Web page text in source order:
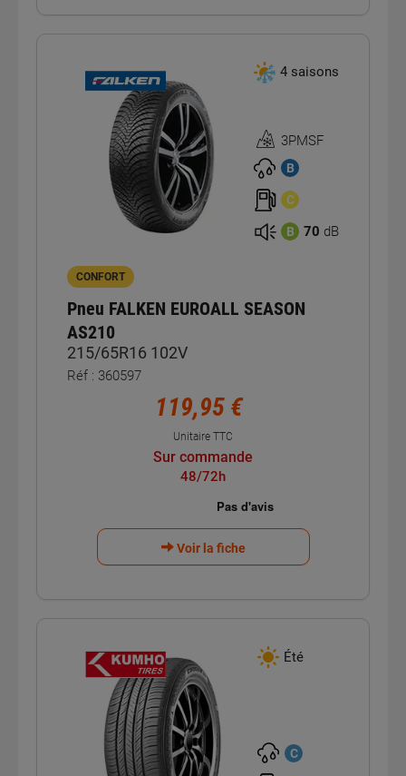
4 saisons
Homologation
3PMSF
3PMSF
B
C
B 70 dB
CONFORT
Pneu FALKEN EUROALL SEASON
AS210
215/65R16 102V
Réf : 360597
119,95 €
Unitaire TTC
Sur commande
48/72h
Voir la fiche
Été
C